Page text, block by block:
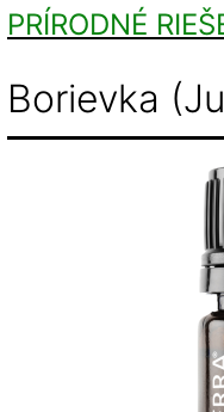
Skip
content
PRÍRODNÉ
Borievka